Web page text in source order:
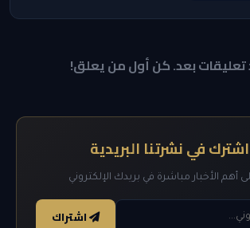
تعليقات بعد. كن أول من يعلق!
اشترك في نشرتنا البريدية
أهم الأخبار مباشرة في بريدك الإلكتروني
اشتراك